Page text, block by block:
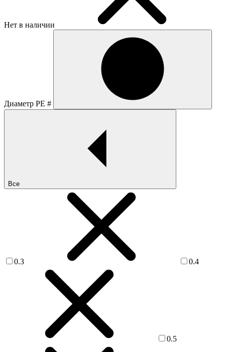
Нет в наличии
Диаметр PE #
Все
0.3 0.4
0.5